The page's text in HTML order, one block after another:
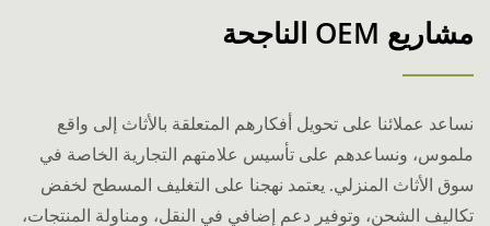
مشاريع OEM الناجحة
نساعد عملائنا على تحويل أفكارهم المتعلقة بالأثاث إلى واقع
ملموس، ونساعدهم على تأسيس علامتهم التجارية الخاصة في
سوق الأثاث المنزلي. يعتمد نهجنا على التغليف المسطح لخفض
تكاليف الشحن، وتوفير دعم إضافي في النقل، ومناولة المنتجات،